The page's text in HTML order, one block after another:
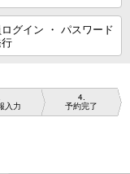
グイン ・ パスワード
入力
4
予約完了